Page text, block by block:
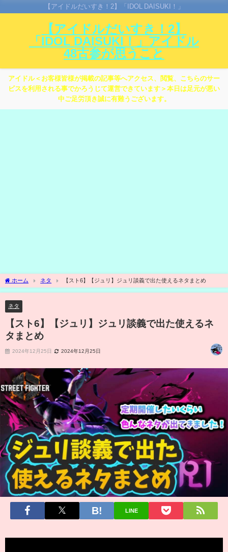
【アイドルだいすき！2】「IDOL DAISUKI！」
【アイドルだいすき！2】
「IDOL DAISUKI！」アイドル
48古参が思うこと
アイドル＜お客様皆様が掲載の記事等へアクセス、閲覧、こちらのサー
ビスを利用される事でかろうじて運営できています＞本日は足元が悪い
中ご足労頂き誠に有難うございます。
ホーム ネタ 【スト6】【ジュリ】ジュリ談義で出た使えるネタまとめ
ネタ
【スト6】【ジュリ】ジュリ談義で出た使えるネ
タまとめ
2024年12月25日 2024年12月25日
LINE